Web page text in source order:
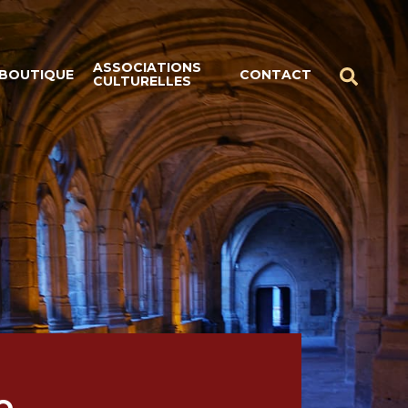
ASSOCIATIONS
CULTURELLES
CONTACT